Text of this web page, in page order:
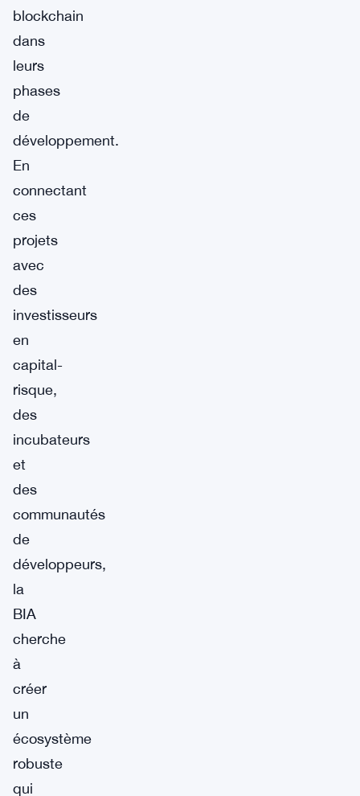
blockchain
dans
leurs
phases
de
développement.
En
connectant
ces
projets
avec
des
investisseurs
en
capital-
risque,
des
incubateurs
et
des
communautés
de
développeurs,
la
BIA
cherche
à
créer
un
écosystème
robuste
qui